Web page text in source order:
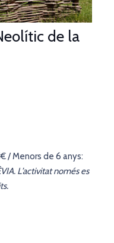
de la
/ Menors de 6 anys:
L’activitat només es